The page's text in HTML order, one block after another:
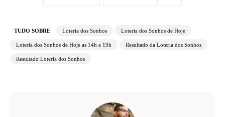
TUDO SOBRE Loteria dos Sonhos Loteria dos Sonhos de Hoje
Loteria dos Sonhos de Hoje as 14h e 19h Resultado da Loteria dos Sonhos
Resultado Loteria dos Sonhos